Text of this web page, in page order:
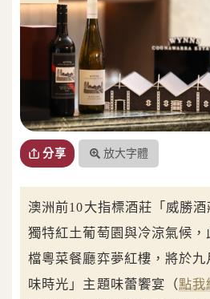
分享 放大字體
澳洲前10大指標酒莊「威勝
獨特紅土葡萄園與冷涼氣候
檔粵菜餐廳弈夢紅樓，將於
味時光」主題味蕾饗宴（點我